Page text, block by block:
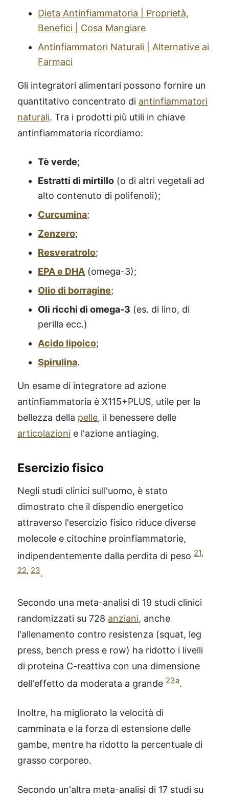
Dieta Antinfiammatoria | Proprietà,
Benefici | Cosa Mangiare
Antinfiammatori Naturali | Alternative ai
Farmaci
Gli integratori alimentari possono fornire un
quantitativo concentrato di antinfiammatori
naturali. Tra i prodotti più utili in chiave
antinfiammatoria ricordiamo:
Tè verde;
Estratti di mirtillo (o di altri vegetali ad
alto contenuto di polifenoli);
Curcumina;
Zenzero;
Resveratrolo;
EPA e DHA (omega-3);
Olio di borragine;
OIi ricchi di omega-3 (es. di lino, di
perilla ecc.)
Acido lipoico;
Spirulina.
Un esame di integratore ad azione
antinfiammatoria è X115+PLUS, utile per la
bellezza della pelle, il benessere delle
articolazioni e l'azione antiaging.
Esercizio fisico
Negli studi clinici sull'uomo, è stato
dimostrato che il dispendio energetico
attraverso l'esercizio fisico riduce diverse
molecole e citochine proinfiammatorie,
indipendentemente dalla perdita di peso 21,
22, 23.
Secondo una meta-analisi di 19 studi clinici
randomizzati su 728 anziani, anche
l'allenamento contro resistenza (squat, leg
press, bench press e row) ha ridotto i livelli
di proteina C-reattiva con una dimensione
dell'effetto da moderata a grande 23a.
Inoltre, ha migliorato la velocità di
camminata e la forza di estensione delle
gambe, mentre ha ridotto la percentuale di
grasso corporeo.
Secondo un'altra meta-analisi di 17 studi su